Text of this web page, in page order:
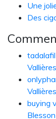
Une
Des
buying